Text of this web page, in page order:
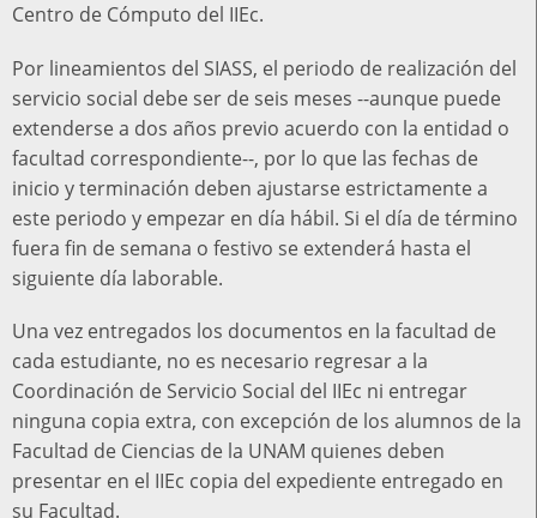
Centro de Cómputo del IIEc.
Por lineamientos del SIASS, el periodo de realización del
servicio social debe ser de seis meses --aunque puede
extenderse a dos años previo acuerdo con la entidad o
facultad correspondiente--, por lo que las fechas de
inicio y terminación deben ajustarse estrictamente a
este periodo y empezar en día hábil. Si el día de término
fuera fin de semana o festivo se extenderá hasta el
siguiente día laborable.
Una vez entregados los documentos en la facultad de
cada estudiante, no es necesario regresar a la
Coordinación de Servicio Social del IIEc ni entregar
ninguna copia extra, con excepción de los alumnos de la
Facultad de Ciencias de la UNAM quienes deben
presentar en el IIEc copia del expediente entregado en
su Facultad.